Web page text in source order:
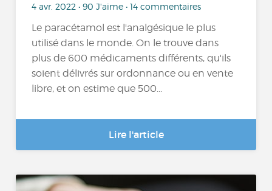
4 avr. 2022 • 90 J'aime • 14 commentaires
Le paracétamol est l'analgésique le plus
utilisé dans le monde. On le trouve dans
plus de 600 médicaments différents, qu'ils
soient délivrés sur ordonnance ou en vente
libre, et on estime que 500...
Lire l'article